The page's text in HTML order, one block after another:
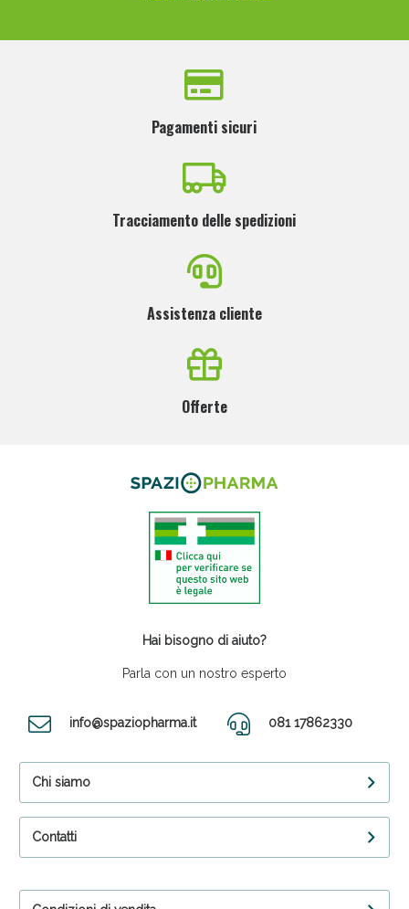
Pagamenti sicuri
Tracciamento delle spedizioni
Assistenza cliente
Offerte
Hai bisogno di aiuto?
Parla con un nostro esperto
info@spaziopharma.it 081 17862330
Chi siamo
Contatti